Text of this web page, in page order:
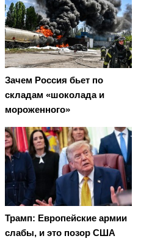
Зачем Россия бьет по
складам «шоколада и
мороженного»
Трамп: Европейские армии
слабы, и это позор США